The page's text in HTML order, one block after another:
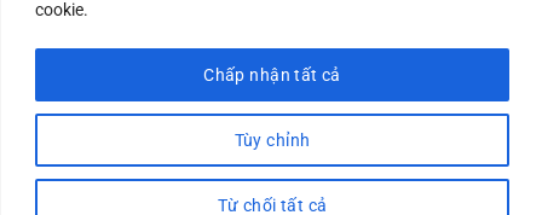
cookie.
Tùy chỉnh
Từ chối tất cả
Chấp nhận tất cả
Copyrights @2023 Nam Binh Xuong. All Rights Reserved